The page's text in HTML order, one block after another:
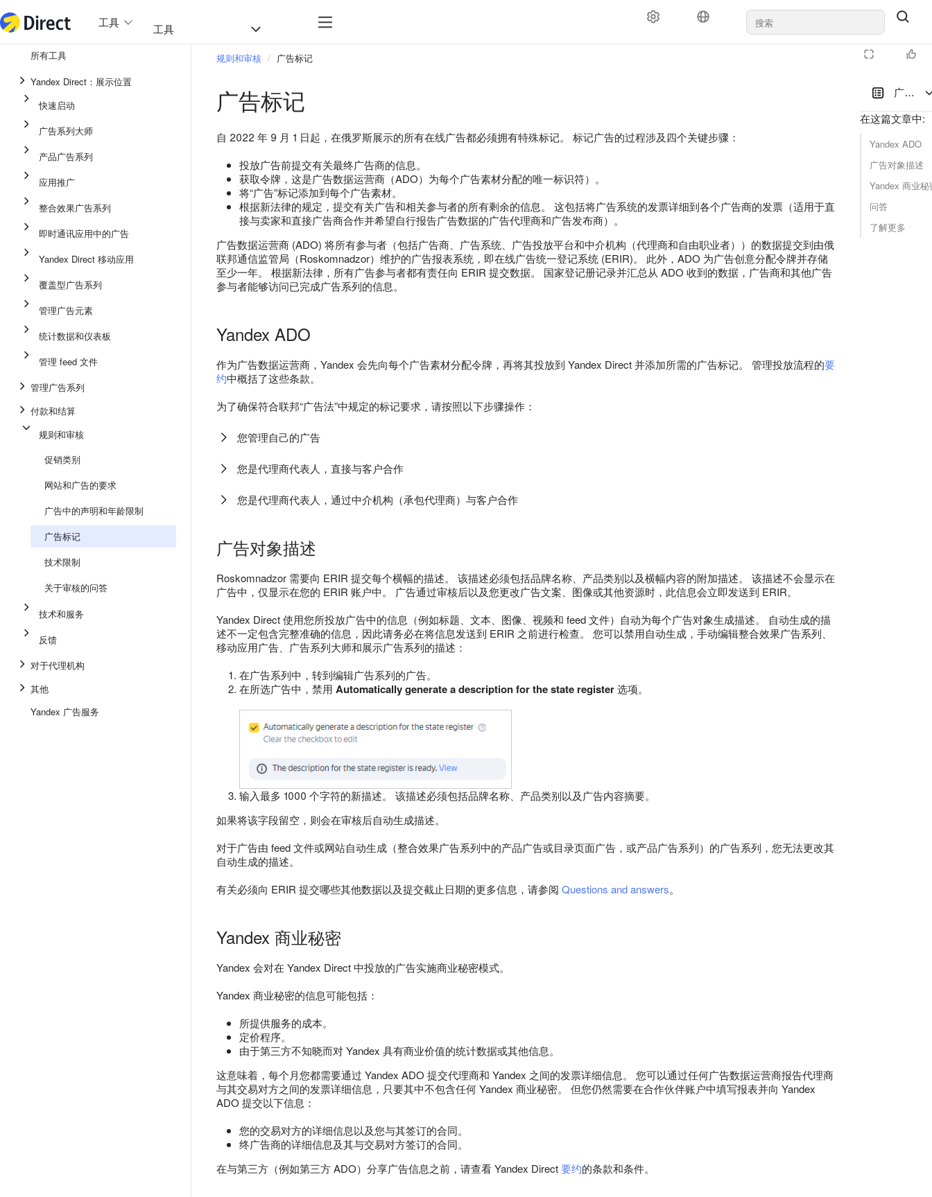
工具 工具
即时通讯应用中的广告
热门搜索
Direct Commander
对于代理机构
所有工具
Yandex Direct：展示位置
快速启动
广告系列大师
产品广告系列
应用推广
整合效果广告系列
即时通讯应用中的广告
Yandex Direct 移动应用
覆盖型广告系列
管理广告元素
统计数据和仪表板
管理 feed 文件
管理广告系列
付款和结算
规则和审核
促销类别
网站和广告的要求
广告中的声明和年龄限制
广告标记
技术限制
关于审核的问答
技术和服务
反馈
对于代理机构
其他
Yandex 广告服务
广告标
在这篇文章中:
Yandex ADO
广告对象描述
Yandex 商业秘
问答
了解更多
规则和审核 广告标记
广告标记
自 2022 年 9 月 1 日起，在俄罗斯展示的所有在线广告都必须拥有特殊标记。 标记广告的过程涉及四个关键步骤：
投放广告前提交有关最终广告商的信息。
获取令牌，这是广告数据运营商（ADO）为每个广告素材分配的唯一标识符）。
将“广告”标记添加到每个广告素材。
根据新法律的规定，提交有关广告和相关参与者的所有剩余的信息。 这包括将广告系统的发票详细到各个广告商的发票（适用于直
接与卖家和直接广告商合作并希望自行报告广告数据的广告代理商和广告发布商）。
广告数据运营商 (ADO) 将所有参与者（包括广告商、广告系统、广告投放平台和中介机构（代理商和自由职业者））的数据提交到由俄
联邦通信监管局（Roskomnadzor）维护的广告报表系统，即在线广告统一登记系统 (ERIR)。 此外，ADO 为广告创意分配令牌并存储
至少一年。 根据新法律，所有广告参与者都有责任向 ERIR 提交数据。 国家登记册记录并汇总从 ADO 收到的数据，广告商和其他广告
参与者能够访问已完成广告系列的信息。
Yandex ADO
作为广告数据运营商，Yandex 会先向每个广告素材分配令牌，再将其投放到 Yandex Direct 并添加所需的广告标记。 管理投放流程的要
约中概括了这些条款。
为了确保符合联邦“广告法”中规定的标记要求，请按照以下步骤操作：
您管理自己的广告
您是代理商代表人，直接与客户合作
您是代理商代表人，通过中介机构（承包代理商）与客户合作
广告对象描述
Roskomnadzor 需要向 ERIR 提交每个横幅的描述。 该描述必须包括品牌名称、产品类别以及横幅内容的附加描述。 该描述不会显示在
广告中，仅显示在您的 ERIR 账户中。 广告通过审核后以及您更改广告文案、图像或其他资源时，此信息会立即发送到 ERIR。
Yandex Direct 使用您所投放广告中的信息（例如标题、文本、图像、视频和 feed 文件）自动为每个广告对象生成描述。 自动生成的描
述不一定包含完整准确的信息，因此请务必在将信息发送到 ERIR 之前进行检查。 您可以禁用自动生成，手动编辑整合效果广告系列、
移动应用广告、广告系列大师和展示广告系列的描述：
在广告系列中，转到编辑广告系列的广告。
在所选广告中，禁用 Automatically generate a description for the state register选项。
输入最多 1000 个字符的新描述。 该描述必须包括品牌名称、产品类别以及广告内容摘要。
如果将该字段留空，则会在审核后自动生成描述。
对于广告由 feed 文件或网站自动生成（整合效果广告系列中的产品广告或目录页面广告，或产品广告系列）的广告系列，您无法更改其
自动生成的描述。
有关必须向 ERIR 提交哪些其他数据以及提交截止日期的更多信息，请参阅 Questions and answers。
Yandex 商业秘密
Yandex 会对在 Yandex Direct 中投放的广告实施商业秘密模式。
Yandex 商业秘密的信息可能包括：
所提供服务的成本。
定价程序。
由于第三方不知晓而对 Yandex 具有商业价值的统计数据或其他信息。
这意味着，每个月您都需要通过 Yandex ADO 提交代理商和 Yandex 之间的发票详细信息。 您可以通过任何广告数据运营商报告代理商
与其交易对方之间的发票详细信息，只要其中不包含任何 Yandex 商业秘密。 但您仍然需要在合作伙伴账户中填写报表并向 Yandex
ADO 提交以下信息：
您的交易对方的详细信息以及您与其签订的合同。
终广告商的详细信息及其与交易对方签订的合同。
在与第三方（例如第三方 ADO）分享广告信息之前，请查看 Yandex Direct要约的条款和条件。